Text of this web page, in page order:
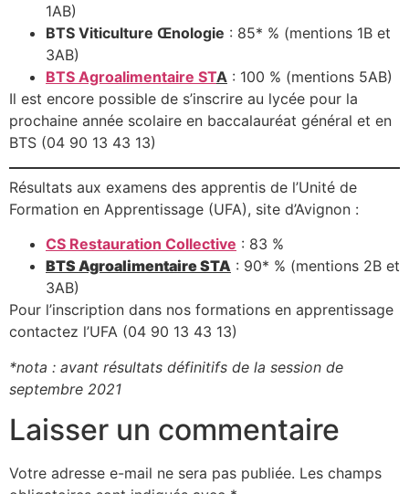
1AB)
BTS Viticulture Œnologie : 85* % (mentions 1B et
3AB)
BTS Agroalimentaire STA : 100 % (mentions 5AB)
Il est encore possible de s’inscrire au lycée pour la
prochaine année scolaire en baccalauréat général et en
BTS (04 90 13 43 13)
Résultats aux examens des apprentis de l’Unité de
Formation en Apprentissage (UFA), site d’Avignon :
CS Restauration Collective : 83 %
BTS Agroalimentaire STA : 90* % (mentions 2B et
3AB)
Pour l’inscription dans nos formations en apprentissage
contactez l’UFA (04 90 13 43 13)
*nota : avant résultats définitifs de la session de
septembre 2021
Laisser un commentaire
Votre adresse e-mail ne sera pas publiée. Les champs